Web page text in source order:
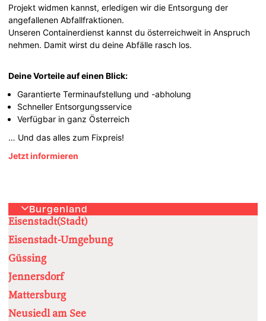
Projekt widmen kannst, erledigen wir die Entsorgung der
angefallenen Abfallfraktionen.
Unseren Containerdienst kannst du österreichweit in Anspruch
nehmen. Damit wirst du deine Abfälle rasch los.
Deine Vorteile auf einen Blick:
Garantierte Terminaufstellung und -abholung
Schneller Entsorgungsservice
Verfügbar in ganz Österreich
… Und das alles zum Fixpreis!
Jetzt informieren
Burgenland
Eisenstadt(Stadt)
Eisenstadt-Umgebung
Güssing
Jennersdorf
Mattersburg
Neusiedl am See